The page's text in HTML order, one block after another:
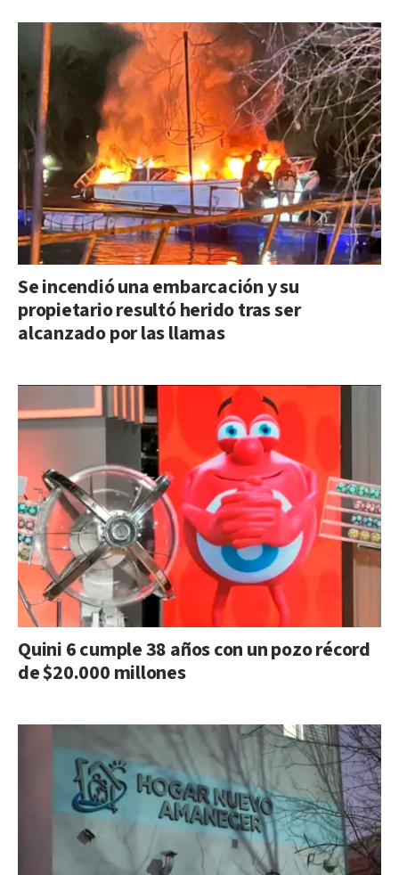
Se incendió una embarcación y su
propietario resultó herido tras ser
alcanzado por las llamas
Quini 6 cumple 38 años con un pozo récord
de $20.000 millones